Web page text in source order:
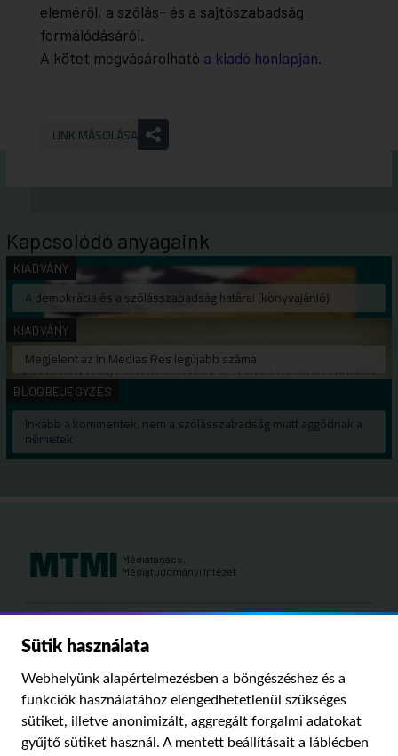
eleméről, a szólás- és a sajtószabadság
formálódásáról.
A kötet megvásárolható a kiadó honlapján.
LINK MÁSOLÁSA
Kapcsolódó anyagaink
KIADVÁNY
A demokrácia és a szólásszabadság határai (könyvajánló)
KIADVÁNY
Megjelent az In Medias Res legújabb száma
BLOGBEJEGYZÉS
Inkább a kommentek, nem a szólásszabadság miatt aggódnak a
németek
Sütik használata
Webhelyünk alapértelmezésben a böngészéshez és a
funkciók használatához elengedhetetlenül szükséges
sütiket, illetve anonimizált, aggregált forgalmi adatokat
gyűjtő sütiket használ. A mentett beállításait a láblécben
Médiatanács,
Médiatudományi Intézet
Kutatási területeink:
MÉDIA ÉS TÁRSADALOM